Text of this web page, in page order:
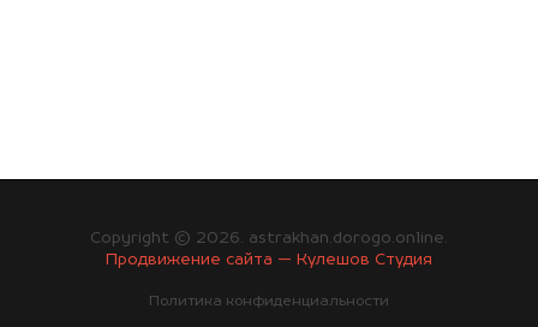
Copyright © 2026. astrakhan.dorogo.online.
Продвижение сайта — Кулешов Студия
Политика конфиденциальности